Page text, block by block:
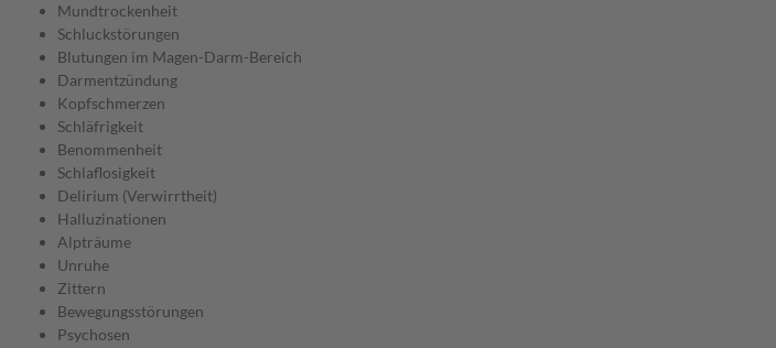
Mundtrockenheit
Schluckstörungen
Blutungen im Magen-Darm-Bereich
Darmentzündung
Kopfschmerzen
Schläfrigkeit
Benommenheit
Schlaflosigkeit
Delirium (Verwirrtheit)
Halluzinationen
Alpträume
Unruhe
Zittern
Bewegungsstörungen
Psychosen